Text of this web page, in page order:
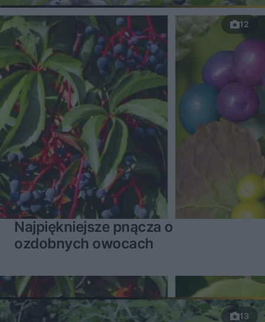
12
Najpiękniejsze pnącza o
ozdobnych owocach
13